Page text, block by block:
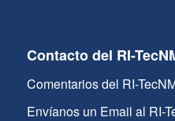
Contacto del RI-
Comentarios del RI-
Envíanos un Email al RI-